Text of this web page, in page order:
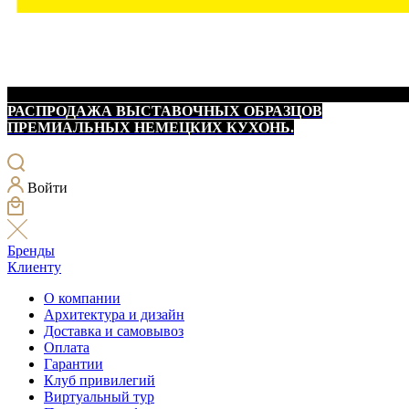
РАСПРОДАЖА ВЫСТАВОЧНЫХ ОБРАЗЦОВ
ПРЕМИАЛЬНЫХ НЕМЕЦКИХ КУХОНЬ.
Войти
Бренды
Клиенту
О компании
Архитектура и дизайн
Доставка и самовывоз
Оплата
Гарантии
Клуб привилегий
Виртуальный тур